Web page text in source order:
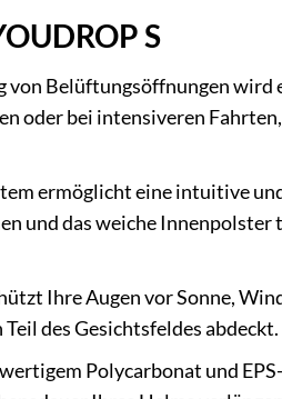
S
von Belüftungsöffnungen
oder bei intensiveren
ermöglicht eine intuitive
und das weiche Innenpolster
Ihre Augen vor Sonne,
des Gesichtsfeldes abdeckt.
Polycarbonat und